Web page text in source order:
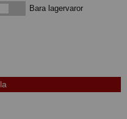
Bara lagervarorBara lagervaror